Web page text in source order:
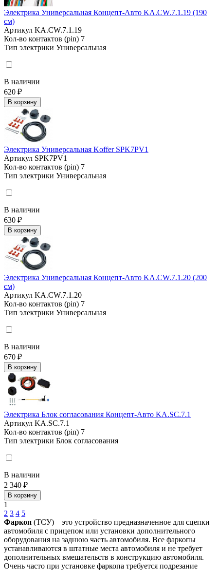
Электрика Универсальная Концепт-Авто KA.CW.7.1.19 (190
см)
Артикул KA.CW.7.1.19
Кол-во контактов (pin) 7
Тип электрики Универсальная
В наличии
620 ₽
В корзину
Электрика Универсальная Koffer SPK7PV1
Артикул SPK7PV1
Кол-во контактов (pin) 7
Тип электрики Универсальная
В наличии
630 ₽
В корзину
Электрика Универсальная Концепт-Авто KA.CW.7.1.20 (200
см)
Артикул KA.CW.7.1.20
Кол-во контактов (pin) 7
Тип электрики Универсальная
В наличии
670 ₽
В корзину
Электрика Блок согласования Концепт-Авто KA.SC.7.1
Артикул KA.SC.7.1
Кол-во контактов (pin) 7
Тип электрики Блок согласования
В наличии
2 340 ₽
В корзину
1
2 3 4 5
Фаркоп (ТСУ) – это устройство предназначенное для сцепки
автомобиля с прицепом или установки дополнительного
оборудования на заднюю часть автомобиля. Все фаркопы
устанавливаются в штатные места автомобиля и не требует
дополнительных вмешательств в конструкцию автомобиля.
Очень часто при установке фаркопа требуется подрезание